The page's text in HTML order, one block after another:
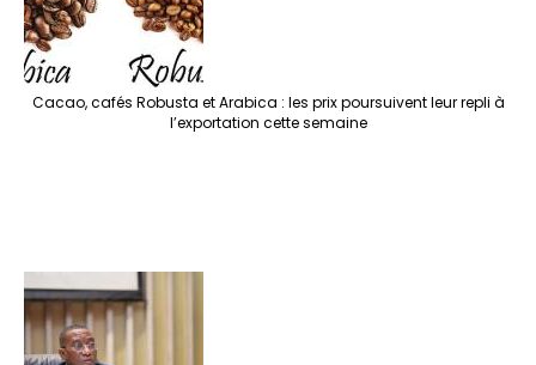
Cacao, cafés Robusta et Arabica : les prix poursuivent leur repli à
l’exportation cette semaine